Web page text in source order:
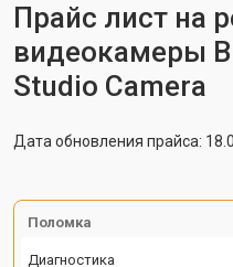
Прайс лист на
видеокамеры
Studio Camera
Дата обновления прайса:
Поломка
Диагностика